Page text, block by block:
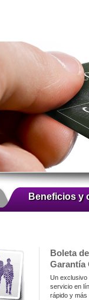
Beneficios y
Boleta de
Garantía
Un exclusivo
servicio en
rápido y más